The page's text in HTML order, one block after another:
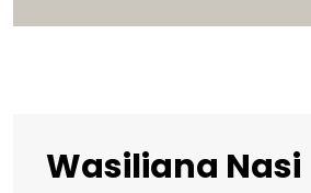
Wasiliana Nasi